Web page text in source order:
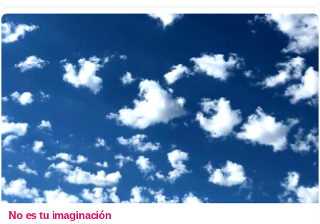
No es tu imaginación